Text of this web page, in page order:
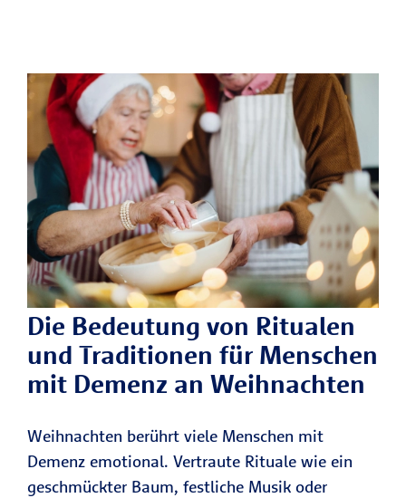
Die Bedeutung von Ritualen
und Traditionen für Menschen
mit Demenz an Weihnachten
Weihnachten berührt viele Menschen mit
Demenz emotional. Vertraute Rituale wie ein
geschmückter Baum, festliche Musik oder